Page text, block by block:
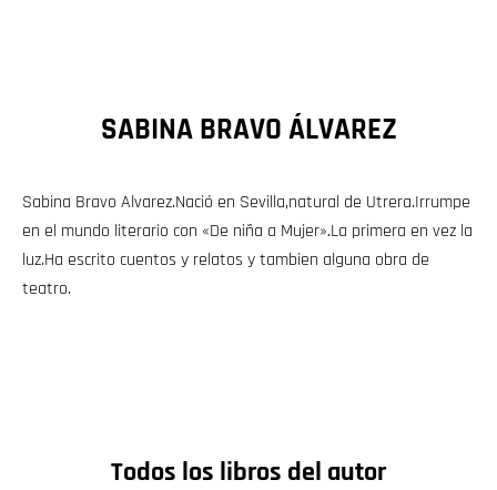
SABINA BRAVO ÁLVAREZ
Sabina Bravo Alvarez.Nació en Sevilla,natural de Utrera.Irrumpe
en el mundo literario con «De niña a Mujer».La primera en vez la
luz.Ha escrito cuentos y relatos y tambien alguna obra de
teatro.
Todos los libros del autor